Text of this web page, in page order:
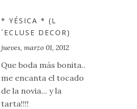
* YÉSICA * (L
´ECLUSE DECOR)
jueves, marzo 01, 2012
Que boda más bonita..
me encanta el tocado
de la novia... y la
tarta!!!!